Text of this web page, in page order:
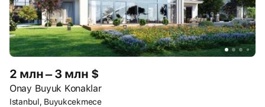
2 млн – 3 млн $
Onay Buyuk Konaklar
Istanbul, Buyukcekmece